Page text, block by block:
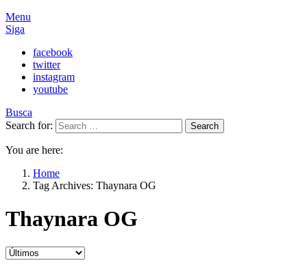
Menu
Siga
facebook
twitter
instagram
youtube
Busca
Search for:
Search
You are here:
Home
Tag Archives: Thaynara OG
Thaynara OG